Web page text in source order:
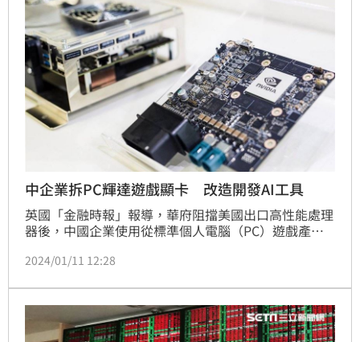
中企業拆PC輝達遊戲顯卡 改造開發AI工具
英國「金融時報」報導，華府阻擋美國出口高性能處理
器後，中國企業使用從標準個人電腦（PC）遊戲產品
（AI）工具。
2024/01/11 12:28